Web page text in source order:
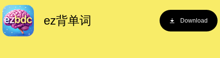
ez背单词 Download